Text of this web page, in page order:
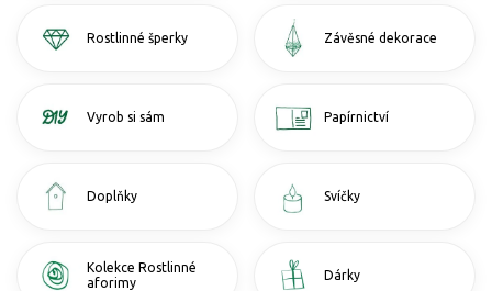
Rostlinné šperky Závěsné dekorace
Vyrob si sám Papírnictví
Doplňky Svíčky
Kolekce Rostlinné
aforimy
Dárky